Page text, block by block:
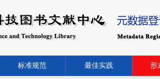
标准规范 最佳实践 形